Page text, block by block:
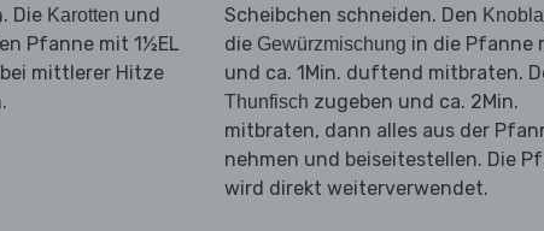
Die Karotten und
Pfanne mit 1½EL
mittlerer Hitze
Scheibchen schneiden. Den
die Gewürzmischung in die Pfanne
und ca. 1Min. duftend mitbraten.
Thunfisch zugeben und ca. 2Min.
mitbraten, dann alles aus der
nehmen und beiseitestellen. Die
wird direkt weiterverwendet.